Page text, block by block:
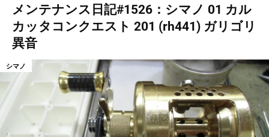
メンテナンス日記#1526：シマノ 01 カル
カッタコンクエスト 201 (rh441) ガリゴリ
異音
シマノ